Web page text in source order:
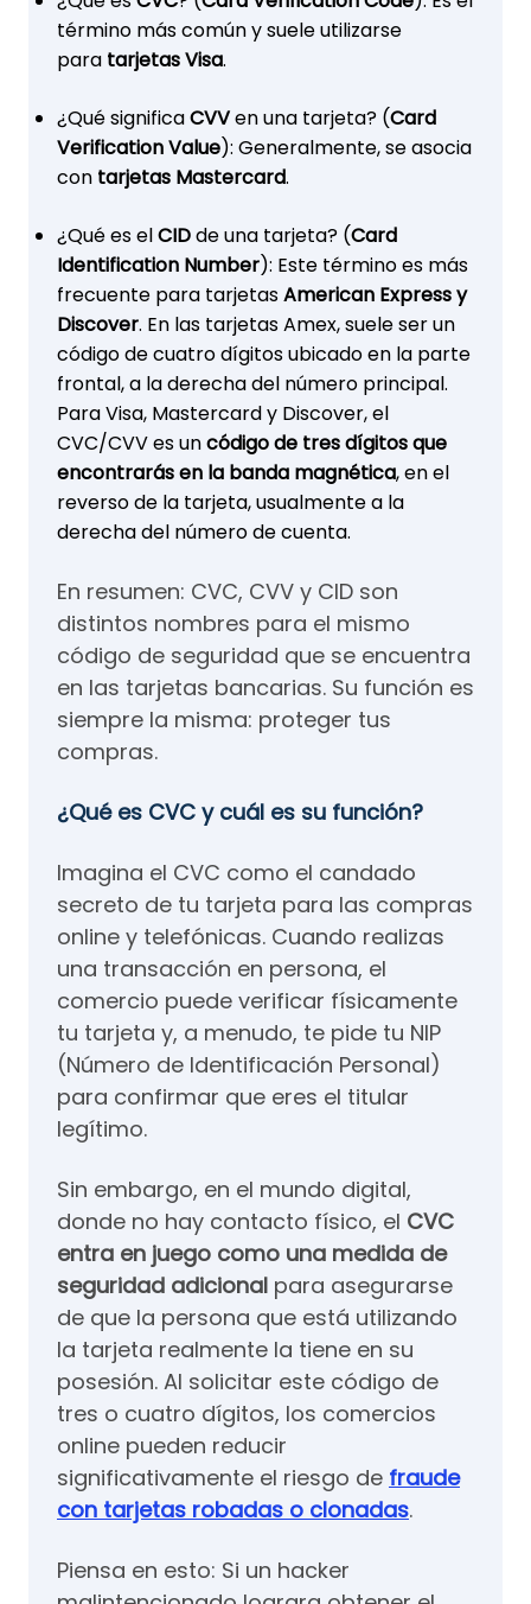
término más común y suele utilizarse
para tarjetas Visa.
¿Qué significaCVVen una tarjeta? (Card
Verification Value): Generalmente, se asocia
con tarjetas Mastercard.
¿Qué es elCIDde una tarjeta? (Card
Identification Number): Este término es más
frecuente para tarjetasAmerican Express y
Discover. En las tarjetas Amex, suele ser un
código de cuatro dígitos ubicado en la parte
frontal, a la derecha del número principal.
Para Visa, Mastercard y Discover, el
CVC/CVV es uncódigo de tres dígitos que
encontrarás en la banda magnética, en el
reverso de la tarjeta, usualmente a la
derecha del número de cuenta.
En resumen: CVC, CVV y CID son
distintos nombres para el mismo
código de seguridad que se encuentra
en las tarjetas bancarias. Su función es
siempre la misma: proteger tus
compras.
¿Qué es CVC y cuál es su función?
Imagina el CVC como el candado
secreto de tu tarjeta para las compras
online y telefónicas. Cuando realizas
una transacción en persona, el
comercio puede verificar físicamente
tu tarjeta y, a menudo, te pide tu NIP
(Número de Identificación Personal)
para confirmar que eres el titular
legítimo.
Sin embargo, en el mundo digital,
donde no hay contacto físico, el CVC
entra en juego como una medida de
seguridad adicional para asegurarse
de que la persona que está utilizando
la tarjeta realmente la tiene en su
posesión. Al solicitar este código de
tres o cuatro dígitos, los comercios
online pueden reducir
significativamente el riesgo de fraude
con tarjetas robadas o clonadas.
Piensa en esto: Si un hacker